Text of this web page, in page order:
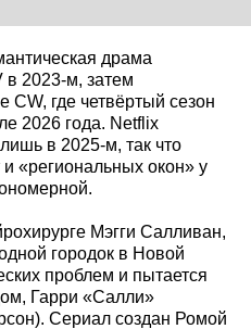
драма
в 2023-м, затем
где четвёртый сезон
2026 года. Netflix
в 2025-м, так что
и «региональных окон» у
Мэгги Салливан,
городок в Новой
проблем и пытается
Гарри «Салли»
Сериал создан Ромой